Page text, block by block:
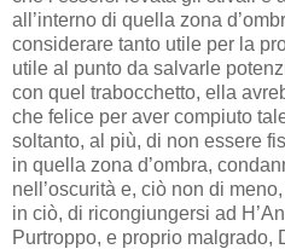
all’interno di quella zona
considerare tanto utile per la
utile al punto da salvarle
con quel trabocchetto, ella
che felice per aver compiuto
soltanto, al più, di non essere
in quella zona d’ombra,
nell’oscurità e, ciò non di
in ciò, di ricongiungersi ad
Purtroppo, e proprio malgrado,